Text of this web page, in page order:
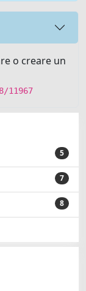
o creare un
11967
5
7
8